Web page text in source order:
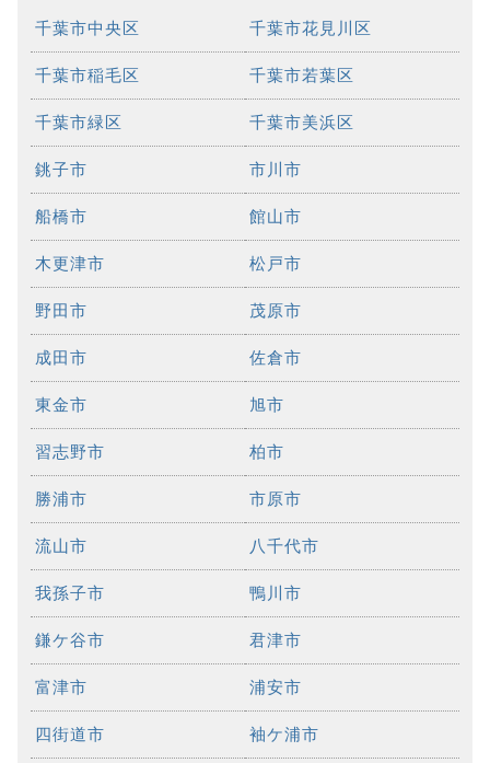
千葉市中央区 千葉市花見川区
千葉市稲毛区 千葉市若葉区
千葉市緑区 千葉市美浜区
銚子市 市川市
船橋市 館山市
木更津市 松戸市
野田市 茂原市
成田市 佐倉市
東金市 旭市
習志野市 柏市
勝浦市 市原市
流山市 八千代市
我孫子市 鴨川市
鎌ケ谷市 君津市
富津市 浦安市
四街道市 袖ケ浦市